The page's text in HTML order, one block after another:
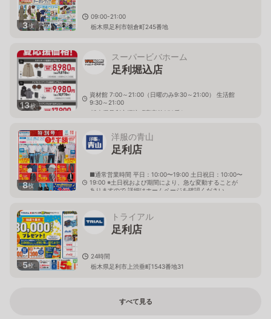
3枚
09:00-21:00
栃木県足利市朝倉町245番地
13枚
スーパービバホーム
足利堀込店
資材館 7:00～21:00（日曜のみ9:30～21:00） 生活館
9:30～21:00
栃木県足利市堀込町字宮前250番1
8枚
洋服の青山
足利店
■通常営業時間 平日：10:00〜19:00 土日祝日：10:00〜
19:00 ※土日祝および期間により、急な変動することが
ありますので 詳細はホームページを確認ください
5枚
トライアル
足利店
24時間
栃木県足利市上渋垂町1543番地31
すべて見る